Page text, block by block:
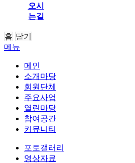
오시
는길
홈 닫기
메뉴
메인
소개마당
회원단체
주요사업
열린마당
참여공간
커뮤니티
포토갤러리
영상자료